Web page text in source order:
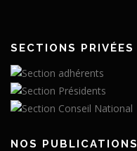
SECTIONS PRIVÉES
NOS PUBLICATIONS